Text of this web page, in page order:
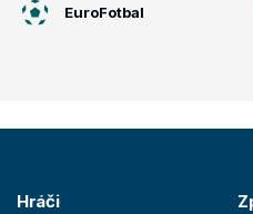
EuroFotbal
Hráči